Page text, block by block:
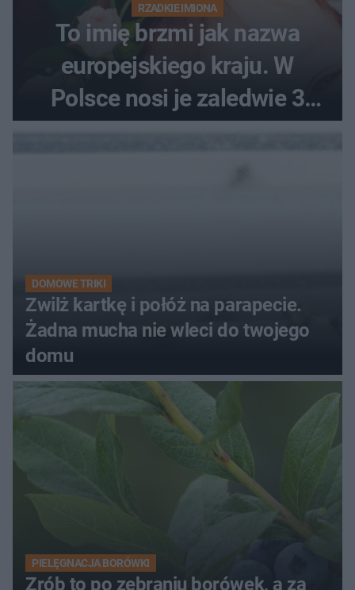
RZADKIE IMIONA
To imię brzmi jak nazwa
europejskiego kraju. W
Polsce nosi je zaledwie 3
kobiety
DOMOWE TRIKI
Zwilż kartkę i połóż na parapecie.
Żadna mucha nie wleci do twojego
domu
PIELĘGNACJA BORÓWKI
Zrób to po zebraniu borówek, a za